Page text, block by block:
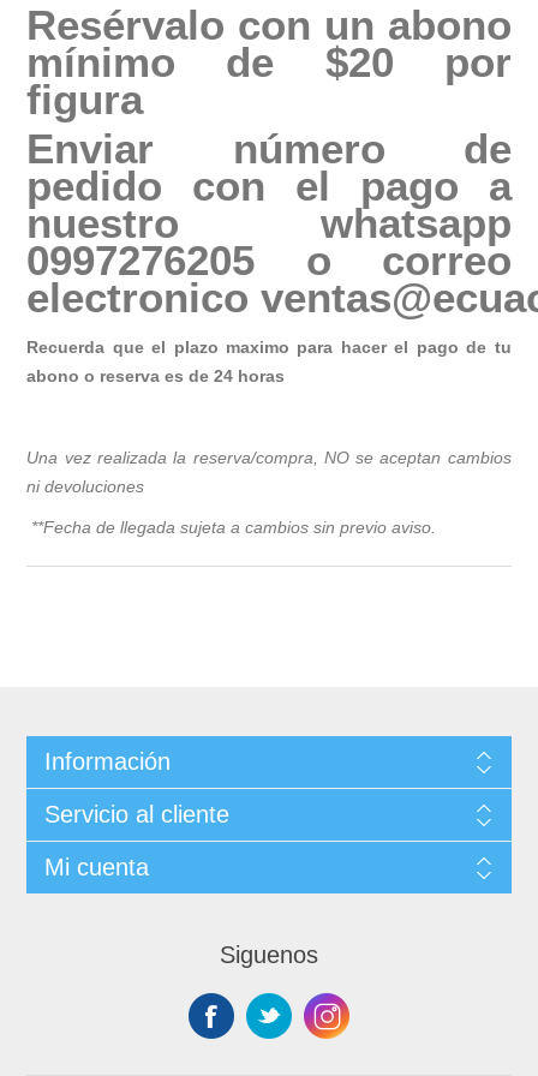
Resérvalo con un abono
mínimo de $20 por
figura
Enviar número de
pedido con el pago a
nuestro whatsapp
0997276205 o correo
electronico
Recuerda que el plazo maximo para hacer el pago de tu
abono o reserva es de 24 horas
Una vez realizada la reserva/compra, NO se aceptan cambios
ni devoluciones
**Fecha de llegada sujeta a cambios sin previo aviso.
Información
Servicio al cliente
Mi cuenta
Siguenos